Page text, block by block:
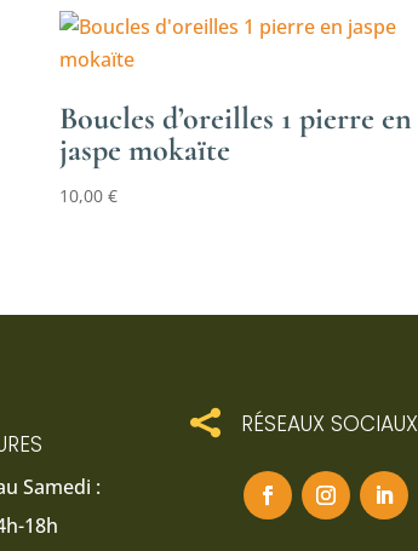
Boucles d’oreilles 1 pierre en
jaspe mokaïte
10,00€
Samedi :
18h
 RÉSEAUX SOCIAUX